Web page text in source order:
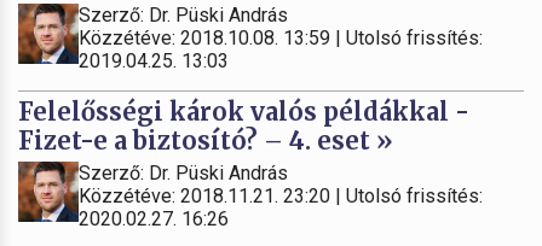
Szerző: Dr. Püski András
Közzétéve: 2018.10.08. 13:59 | Utolsó frissítés:
2019.04.25. 13:03
Felelősségi károk valós példákkal -
Fizet-e a biztosító? – 4. eset »
Szerző: Dr. Püski András
Közzétéve: 2018.11.21. 23:20 | Utolsó frissítés:
2020.02.27. 16:26